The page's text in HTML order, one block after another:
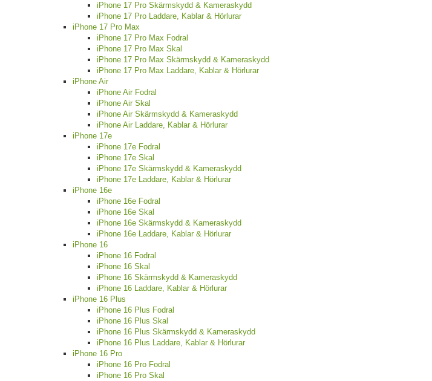
iPhone 17 Pro Skärmskydd & Kameraskydd
iPhone 17 Pro Laddare, Kablar & Hörlurar
iPhone 17 Pro Max
iPhone 17 Pro Max Fodral
iPhone 17 Pro Max Skal
iPhone 17 Pro Max Skärmskydd & Kameraskydd
iPhone 17 Pro Max Laddare, Kablar & Hörlurar
iPhone Air
iPhone Air Fodral
iPhone Air Skal
iPhone Air Skärmskydd & Kameraskydd
iPhone Air Laddare, Kablar & Hörlurar
iPhone 17e
iPhone 17e Fodral
iPhone 17e Skal
iPhone 17e Skärmskydd & Kameraskydd
iPhone 17e Laddare, Kablar & Hörlurar
iPhone 16e
iPhone 16e Fodral
iPhone 16e Skal
iPhone 16e Skärmskydd & Kameraskydd
iPhone 16e Laddare, Kablar & Hörlurar
iPhone 16
iPhone 16 Fodral
iPhone 16 Skal
iPhone 16 Skärmskydd & Kameraskydd
iPhone 16 Laddare, Kablar & Hörlurar
iPhone 16 Plus
iPhone 16 Plus Fodral
iPhone 16 Plus Skal
iPhone 16 Plus Skärmskydd & Kameraskydd
iPhone 16 Plus Laddare, Kablar & Hörlurar
iPhone 16 Pro
iPhone 16 Pro Fodral
iPhone 16 Pro Skal